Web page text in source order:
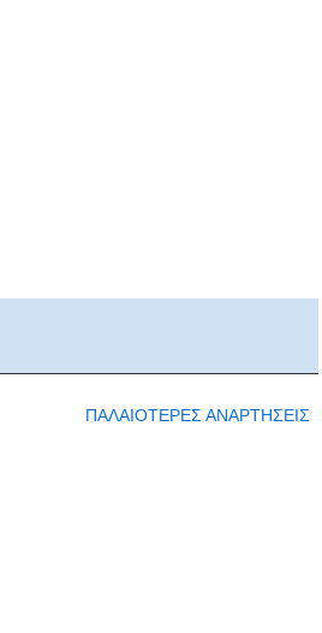
ΠΑΛΑΙΟΤΕΡΕΣ ΑΝΑΡΤΗΣΕΙΣ